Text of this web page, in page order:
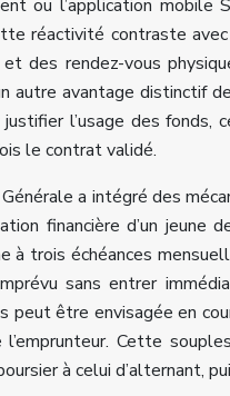
ou l’application
réactivité contraste
des rendez-vous
autre avantage distinctif
l’usage des
le contrat validé.
a intégré des
financière d’un jeune
à trois échéances
sans entrer
peut être envisagée en
l’emprunteur. Cette
à celui d’alternant,